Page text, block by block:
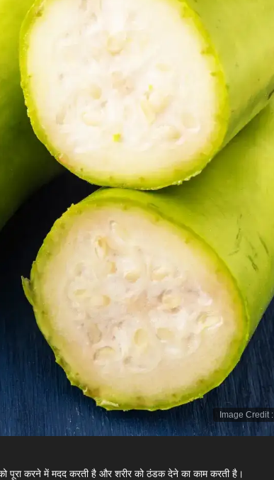
Image Credit:
को पूरा करने में मदद करती है और शरीर को ठंडक देने का काम करती है।